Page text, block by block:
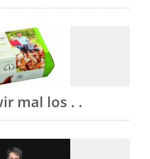
mal los . .